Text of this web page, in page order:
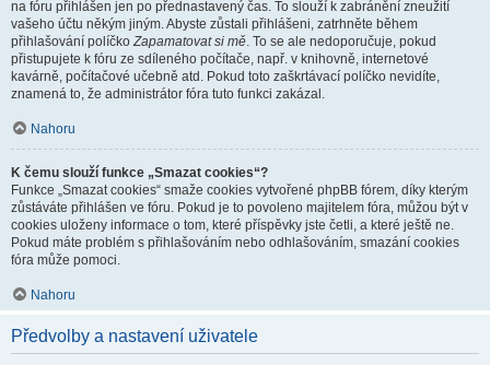
na fóru přihlášen jen po přednastavený čas. To slouží k zabránění zneužití
vašeho účtu někým jiným. Abyste zůstali přihlášeni, zatrhněte během
přihlašování políčkoZapamatovat si mě. To se ale nedoporučuje, pokud
přistupujete k fóru ze sdíleného počítače, např. v knihovně, internetové
kavárně, počítačové učebně atd. Pokud toto zaškrtávací políčko nevidíte,
znamená to, že administrátor fóra tuto funkci zakázal.
Nahoru
K čemu slouží funkce „Smazat cookies“?
Funkce „Smazat cookies“ smaže cookies vytvořené phpBB fórem, díky kterým
zůstáváte přihlášen ve fóru. Pokud je to povoleno majitelem fóra, můžou být v
cookies uloženy informace o tom, které příspěvky jste četli, a které ještě ne.
Pokud máte problém s přihlašováním nebo odhlašováním, smazání cookies
fóra může pomoci.
Nahoru
Předvolby a nastavení uživatele